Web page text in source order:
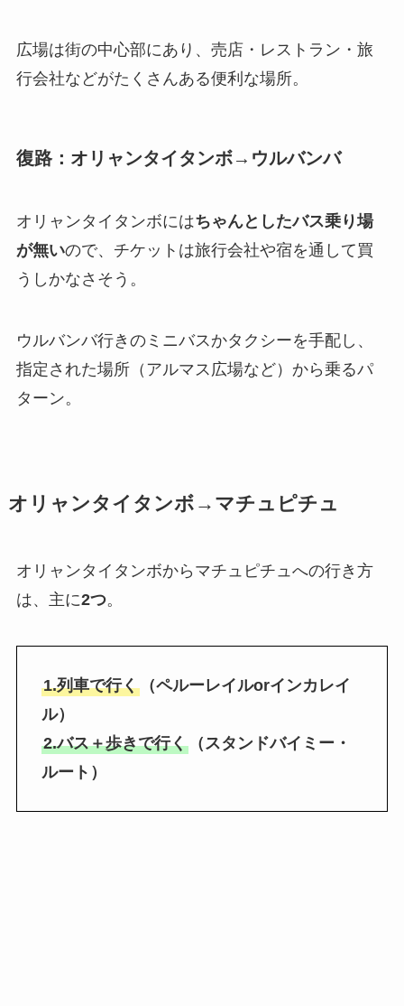
広場は街の中心部にあり、売店・レストラン・旅
行会社などがたくさんある便利な場所。
復路：オリャンタイタンボ→ウルバンバ
オリャンタイタンボにはちゃんとしたバス乗り場
が無いので、チケットは旅行会社や宿を通して買
うしかなさそう。
ウルバンバ行きのミニバスかタクシーを手配し、
指定された場所（アルマス広場など）から乗るパ
ターン。
オリャンタイタンボ→マチュピチュ
オリャンタイタンボからマチュピチュへの行き方
は、主に2つ。
1.列車で行く（ペルーレイルorインカレイ
ル）
2.バス＋歩きで行く（スタンドバイミー・
ルート）